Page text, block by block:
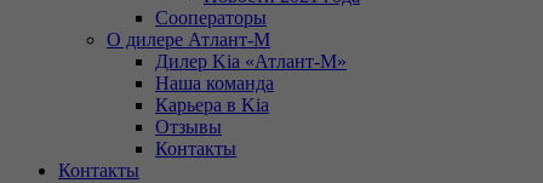
Сооператоры
О дилере Атлант-М
Дилер Kia «Атлант-М»
Наша команда
Карьера в Kia
Отзывы
Контакты
Контакты